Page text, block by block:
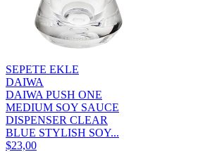
SEPETE EKLE
DAIWA
DAIWA PUSH ONE
MEDIUM SOY SAUCE
DISPENSER CLEAR
BLUE STYLISH SOY...
$23,00